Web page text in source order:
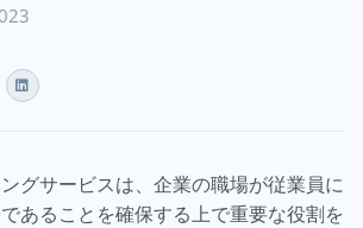
グサービスは、企業の職場が従業員に
あることを確保する上で重要な役割を